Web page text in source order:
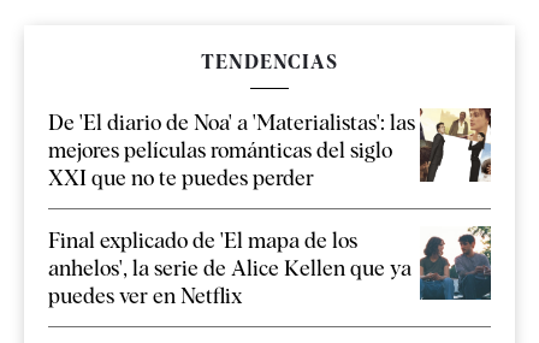
TENDENCIAS
De 'El diario de Noa' a 'Materialistas': las
mejores películas románticas del siglo
XXI que no te puedes perder
Final explicado de 'El mapa de los
anhelos', la serie de Alice Kellen que ya
puedes ver en Netflix